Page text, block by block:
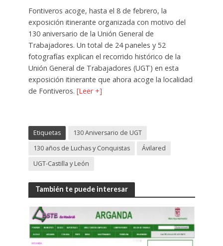
Fontiveros acoge, hasta el 8 de febrero, la
exposición itinerante organizada con motivo del
130 aniversario de la Unión General de
Trabajadores. Un total de 24 paneles y 52
fotografías explican el recorrido histórico de la
Unión General de Trabajadores (UGT) en esta
exposición itinerante que ahora acoge la localidad
de Fontiveros. [Leer +]
Etiquetas
130 Aniversario de UGT
130 años de Luchas y Conquistas
Ávilared
UGT-Castilla y León
También te puede interesar